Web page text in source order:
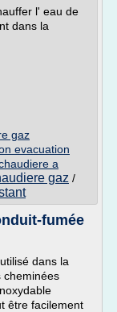
l' eau de
dans la
gaz
evacuation
a
gaz /
fumée
dans la
cheminées
être facilement